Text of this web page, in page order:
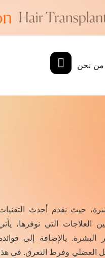
من نحن
حيث نقدم أحدث
العلاجات التي نوفرها،
بالإضافة إلى
العضلي وفرط التعرق. في هذا